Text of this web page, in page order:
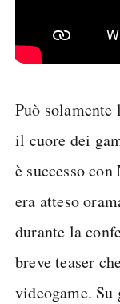
Può
il cuore dei
è successo con
era atteso
durante la
breve teaser
videogame. Su